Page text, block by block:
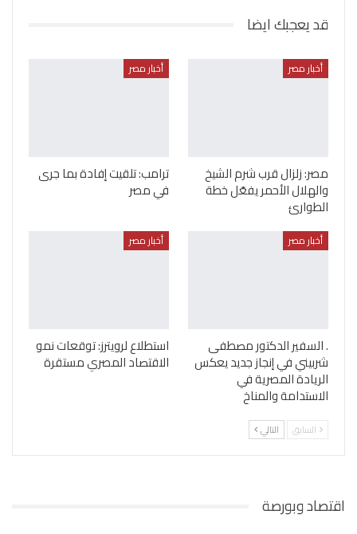
قد يعجبك ايضا
أخبار مصر
مصر: زلزال قرب شرم الشيخ
والهلال الأحمر يفعّل خطة
الطوارئ
أخبار مصر
ترامب: تلقيت إفادة بما جرى
في مصر
أخبار مصر
. السفير الدكتور مصطفى
شربيني في إنجاز جديد يعكس
الريادة المصرية في
الاستدامة والمناخ
أخبار مصر
استطلاع لرويترز: توقعات نمو
الاقتصاد المصري مستقرة
السابق التالي
اقتصاد وبورصة